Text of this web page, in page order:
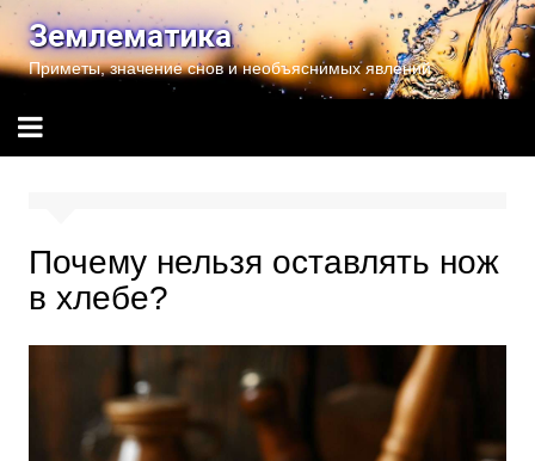
Перейти
содержимому
Землематика
Приметы, значение снов и необъяснимых явлений
Почему нельзя оставлять нож
в хлебе?